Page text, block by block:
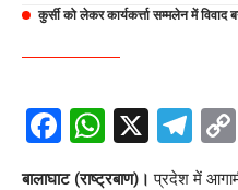
कुर्सी को लेकर कार्यकर्त्ता सम्मलेन में विवाद
Facebook
X
बालाघाट (राष्ट्रबाण)। प्रदेश में